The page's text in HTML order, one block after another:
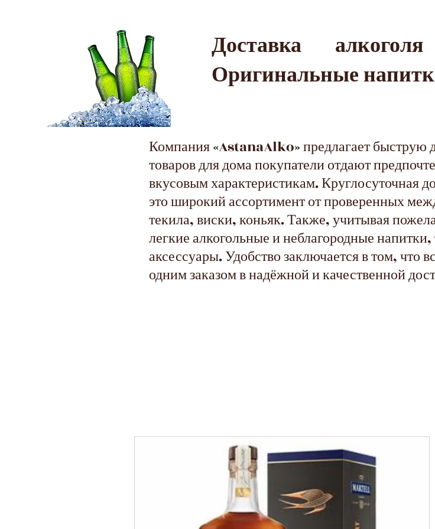
Доставка
Оригинальные
Компания «AstanaAlko» предлагает быструю
товаров для дома покупатели отдают
вкусовым характеристикам. Круглосуточная
это широкий ассортимент от проверенных
текила, виски, коньяк. Также, учитывая
легкие алкогольные и неблагородные
аксессуары. Удобство заключается в том, что
одним заказом в надёжной и качественной